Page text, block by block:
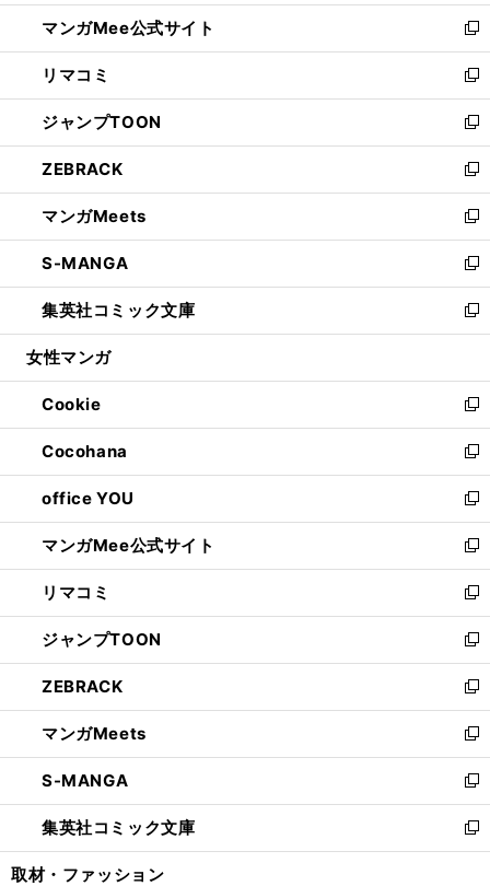
開
く
ン
ド
ウ
で
開
く
ウ
ィ
ン
ド
ウ
で
開
く
し
い
ウ
ィ
ン
ド
ウ
で
開
く
マンガMee公式サイト
新
し
い
ウ
ィ
ン
ド
ウ
で
開
く
リマコミ
新
し
い
ウ
ィ
ン
ド
ウ
で
開
く
ジャンプTOON
新
し
い
ウ
ィ
ン
ド
ウ
で
開
ZEBRACK
新
し
い
ウ
ィ
ン
ド
ウ
開
く
マンガMeets
新
し
い
ウ
ィ
ン
ウ
で
開
く
S-MANGA
新
し
い
ウ
ン
ド
ウ
で
開
く
集英社コミック文庫
新
し
ウ
ィ
ン
ド
ウ
で
開
く
女性マンガ
Cookie
新
し
い
ウ
ィ
ン
ド
ウ
で
開
く
Cocohana
新
し
い
ウ
ィ
ン
ド
ウ
で
開
く
office YOU
新
し
い
ウ
ィ
ン
ド
ウ
で
開
く
マンガMee公式サイト
新
し
い
ウ
ィ
ン
ド
ウ
で
開
く
リマコミ
新
し
い
ウ
ィ
ン
ド
ウ
で
開
く
ジャンプTOON
新
し
い
ウ
ィ
ン
ド
ウ
で
開
ZEBRACK
新
し
い
ウ
ィ
ン
ド
ウ
マンガMeets
新
し
い
ウ
ィ
ン
S-MANGA
新
し
い
ウ
集英社コミック文庫
新
し
取材・ファッション